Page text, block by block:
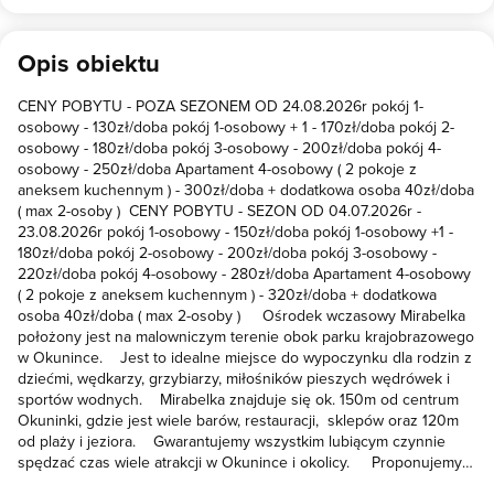
Opis obiektu
CENY POBYTU - POZA SEZONEM OD 24.08.2026r pokój 1-
osobowy - 130zł/doba pokój 1-osobowy + 1 - 170zł/doba pokój 2-
osobowy - 180zł/doba pokój 3-osobowy - 200zł/doba pokój 4-
osobowy - 250zł/doba Apartament 4-osobowy ( 2 pokoje z
aneksem kuchennym ) - 300zł/doba + dodatkowa osoba 40zł/doba
( max 2-osoby ) CENY POBYTU - SEZON OD 04.07.2026r -
23.08.2026r pokój 1-osobowy - 150zł/doba pokój 1-osobowy +1 -
180zł/doba pokój 2-osobowy - 200zł/doba pokój 3-osobowy -
220zł/doba pokój 4-osobowy - 280zł/doba Apartament 4-osobowy
( 2 pokoje z aneksem kuchennym ) - 320zł/doba + dodatkowa
osoba 40zł/doba ( max 2-osoby ) Ośrodek wczasowy Mirabelka
położony jest na malowniczym terenie obok parku krajobrazowego
w Okunince. Jest to idealne miejsce do wypoczynku dla rodzin z
dziećmi, wędkarzy, grzybiarzy, miłośników pieszych wędrówek i
sportów wodnych. Mirabelka znajduje się ok. 150m od centrum
Okuninki, gdzie jest wiele barów, restauracji, sklepów oraz 120m
od plaży i jeziora. Gwarantujemy wszystkim lubiącym czynnie
spędzać czas wiele atrakcji w Okunince i okolicy. Proponujemy